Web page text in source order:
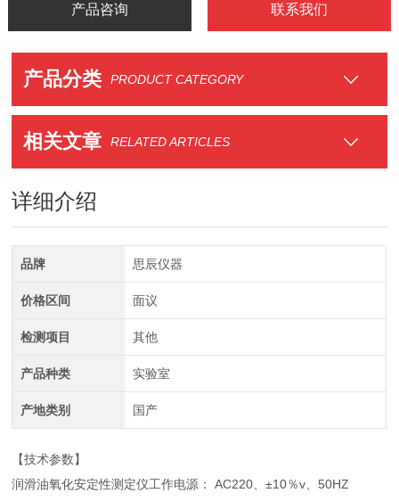
产品咨询 联系我们
产品分类 PRODUCT CATEGORY
相关文章 RELATED ARTICLES
详细介绍
品牌 思辰仪器
价格区间 面议
检测项目 其他
产品种类 实验室
产地类别 国产
【技术参数】
润滑油氧化安定性测定仪工作电源： AC220、±10％v、50HZ